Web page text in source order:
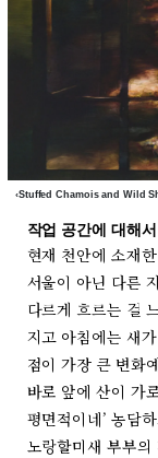
‹Stuffed Chamois and Wild
작업 공간에 대해
현재 천안에 소재
서울이 아닌 다른
다르게 흐르는 걸
지고 아침에는 새
점이 가장 큰 변화
바로 앞에 산이 가
평면적이네’ 농담
노랑할미새 부부